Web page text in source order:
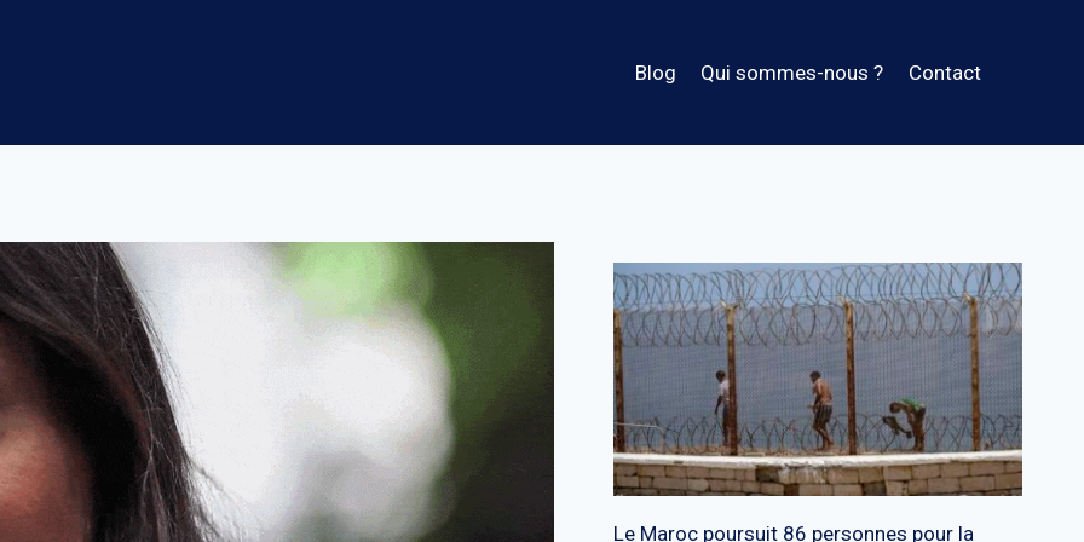
Blog Qui sommes-nous ? Contact
Le Maroc poursuit 86 personnes pour la